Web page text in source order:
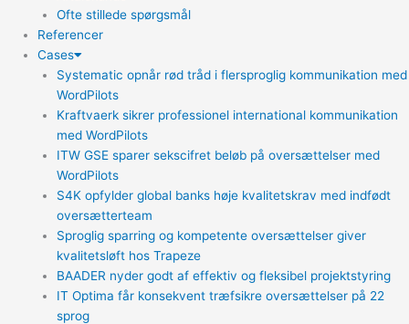
Ofte stillede spørgsmål
Referencer
Cases
Systematic opnår rød tråd i flersproglig kommunikation med
WordPilots
Kraftvaerk sikrer professionel international kommunikation
med WordPilots
ITW GSE sparer sekscifret beløb på oversættelser med
WordPilots
S4K opfylder global banks høje kvalitetskrav med indfødt
oversætterteam
Sproglig sparring og kompetente oversættelser giver
kvalitetsløft hos Trapeze
BAADER nyder godt af effektiv og fleksibel projektstyring
IT Optima får konsekvent træfsikre oversættelser på 22
sprog